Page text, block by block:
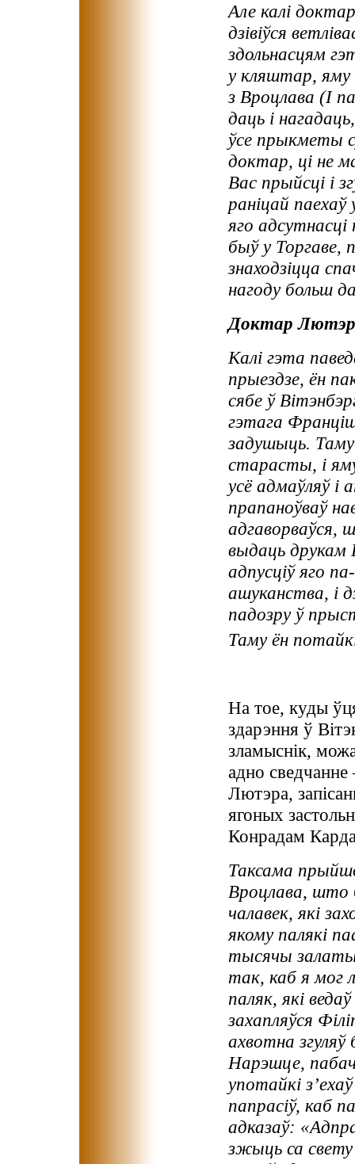
Але калі
дзівіўся
здольнасцям
у кляштар, яму
з Вроцлава (І
даць і
ўсе прыкметы
доктар, ці не
Вас прыйсці і
раніцай
яго
быў у Торгаве,
знаходзіцца
нагоду больш
Доктар Лютэр
Калі гэта
прыездзе, ён
сябе ў
гэтага
задушыць.
старасты, і
усё адмаўляў і
прапаноўваў
адгаворваўся,
выдаць друкам
адпусціў яго
ашуканства, і
падозру ў
Таму ён
На тое, куды
здарэння ў
зламыснік,
адно
Лютэра,
ягоных
Конрадам
Таксама
Вроцлава, што
чалавек, які
якому палякі
тысячы
так, каб я мог
паляк, які
захапляўся
ахвотна
Нарэшце,
употайкі
папрасіў, каб
адказаў:
зжыць са